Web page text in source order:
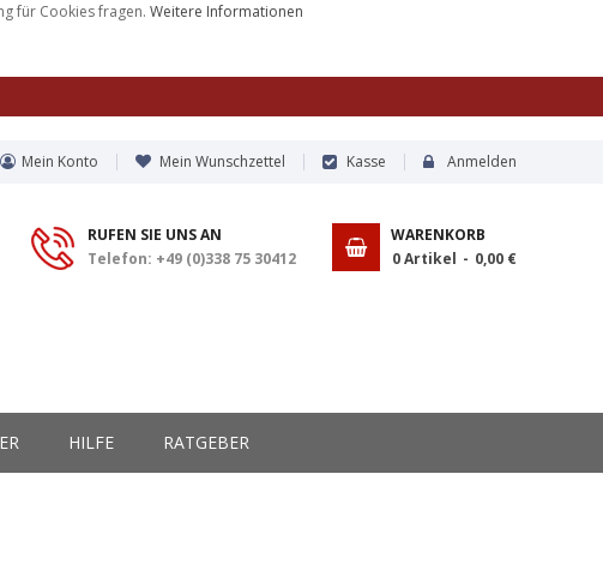
für Cookies fragen. Weitere Informationen
Mein Konto Mein Wunschzettel Kasse Anmelden
WARENKORB
0Artikel 0,00 €
RUFEN SIE UNS AN
Telefon: +49 (0)338 75 30412
HILFE RATGEBER